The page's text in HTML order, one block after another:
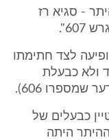
- סגיא רז
לצד חתימתו
ולא כבעלת
606).
כבעלים של
היתה